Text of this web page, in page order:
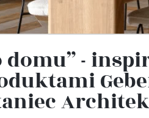
domu” -